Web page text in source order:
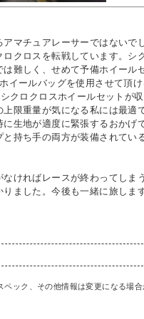
マチュアレーサーではないで
クロスを転戦しています。シ
難しく、せめて予備ホイール
イールバッグを使用させて頂
クロクロスホイールセットが
限重量が気になる私には最適
生地が適度に緊張するおかげ
持ち手の両方が装備されてい
ければレースが終わってしま
ました。今後も一緒に旅しま
ック、その他情報は変更になる場